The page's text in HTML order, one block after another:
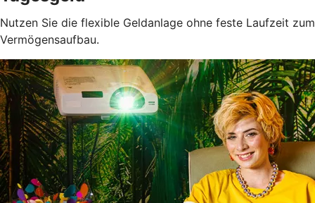
Nutzen Sie die flexible Geldanlage ohne feste Laufzeit zum
Vermögensaufbau.